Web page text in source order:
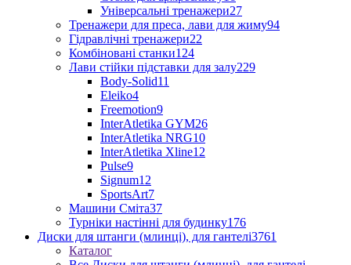
Універсальні тренажери27
Тренажери для преса, лави для жиму94
Гідравлічні тренажери22
Комбіновані станки124
Лави стійки підставки для залу229
Body-Solid11
Eleiko4
Freemotion9
InterAtletika GYM26
InterAtletika NRG10
InterAtletika Xline12
Pulse9
Signum12
SportsArt7
Машини Сміта37
Турніки настінні для будинку176
Диски для штанги (млинці), для гантелі3761
Каталог